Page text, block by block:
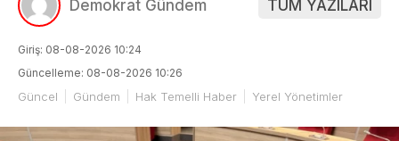
Demokrat Gündem TÜM YAZILARI
Giriş: 08-08-2026 10:24
Güncelleme: 08-08-2026 10:26
Güncel Gündem Hak Temelli Haber Yerel Yönetimler